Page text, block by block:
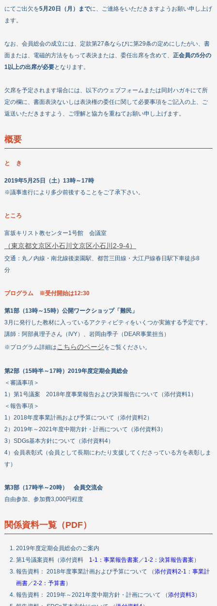
にてご出欠を5月20日（月）までに、ご連絡をいただきますようお願い申し上げ
ます。
なお、会員総会の成立には、定款第27条ならびに第29条の定めにしたがい、書
面または、電磁的方法をもって表決または、委任出席を含めて、 正会員の5分の
1以上の出席が必要となります。
欠席を予定されます場合には、以下のウェブフォームまたは同封ハガキにて所
定の欄に、書面表決ないしは表決権の委任に関して必要事項をご記入の上、ご
返送いただきますよう、ご理解と協力を重ねてお願い申し上げます。
概要
と き
2019年5月25日（土）13時～17時
※議事進行により多少前後することをご了承下さい。
ところ
富坂キリスト教センター1号館 会議室
（東京都文京区小石川文京区小石川2-9-4）
交通：丸ノ内線・南北線後楽園駅、都営三田線・大江戸線春日駅下車徒歩8
分
プログラム ※受付開始は12:30
第1部（13時～15時）公開ワークショップ「難民」
3月に発行した教材に入っているアクティビティをいくつか実施する予定です。
講師：阿部眞理子さん（IVY）、岩岡由季子（DEAR事業担当）
※プログラム詳細は こちらのページをご覧ください。
第2部（15時半～17時）2019年度定期会員総会
＜審議事項＞
1）第1号議案 2018年度事業報告および決算報告について（添付資料1）
＜報告事項＞
1）2018年度事業計画および予算について（添付資料2）
2）2019年～2021年度中期方針・計画について（添付資料3）
3）SDGs基本方針について（添付資料4）
4）会員表彰式（会員として長期にわたり支援してくださっている方を表彰しま
す）
第3部（17時半～20時） 会員交流会
自由参加、参加費3,000円程度
関係資料一覧（PDF）
2019年度定期会員総会のご案内
第1号議案資料（添付資料 1-1：事業報告書案 ／ 1-2：決算報告書案 ）
報告資料： 2018年度事業計画および予算について （添付資料2-1：事業計
画書／2-2：予算書）
報告資料： 2019年～2021年度中期方針・計画について （添付資料3 ）